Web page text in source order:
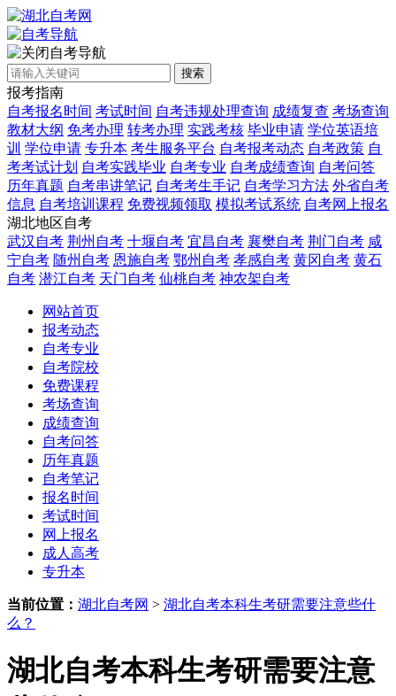
自考导航
搜索
报考指南
自考报名时间 考试时间 自考违规处理查询 成绩复查 考场查询
教材大纲 免考办理 转考办理 实践考核 毕业申请 学位英语培
训 学位申请 专升本 考生服务平台 自考报考动态 自考政策 自
考考试计划 自考实践毕业 自考专业 自考成绩查询 自考问答
历年真题 自考串讲笔记 自考考生手记 自考学习方法 外省自考
信息 自考培训课程 免费视频领取 模拟考试系统 自考网上报名
湖北地区自考
武汉自考 荆州自考 十堰自考 宜昌自考 襄樊自考 荆门自考 咸
宁自考 随州自考 恩施自考 鄂州自考 孝感自考 黄冈自考 黄石
自考 潜江自考 天门自考 仙桃自考 神农架自考
网站首页
报考动态
自考专业
自考院校
免费课程
考场查询
成绩查询
自考问答
历年真题
自考笔记
报名时间
考试时间
网上报名
成人高考
专升本
当前位置： 湖北自考网 > 湖北自考本科生考研需要注意些什
么？
湖北自考本科生考研需要注意